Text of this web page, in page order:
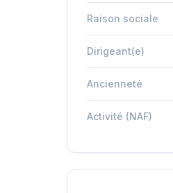
Raison sociale
Dirigeant(e)
Ancienneté
Activité (NAF)